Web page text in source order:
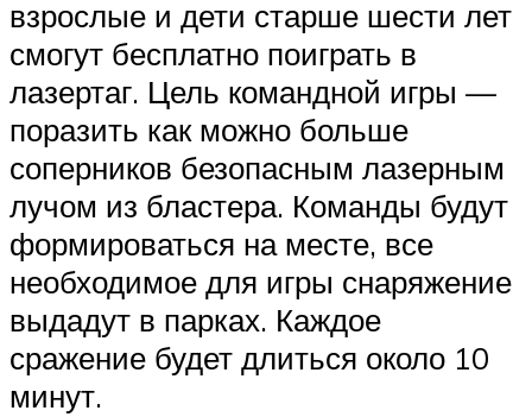
взрослые и дети старше шести лет
смогут бесплатно поиграть в
лазертаг. Цель командной игры —
поразить как можно больше
соперников безопасным лазерным
лучом из бластера. Команды будут
формироваться на месте, все
необходимое для игры снаряжение
выдадут в парках. Каждое
сражение будет длиться около 10
минут.